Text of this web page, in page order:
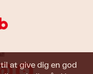
at give dig en god